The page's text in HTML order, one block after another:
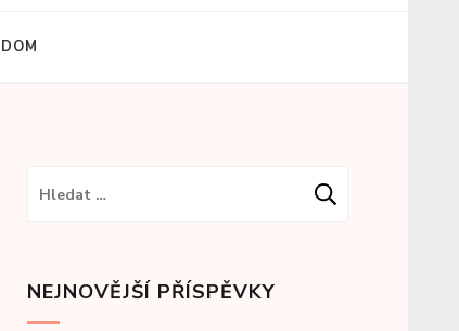
Vyhledávání
NEJNOVĚJŠÍ PŘÍSPĚVKY